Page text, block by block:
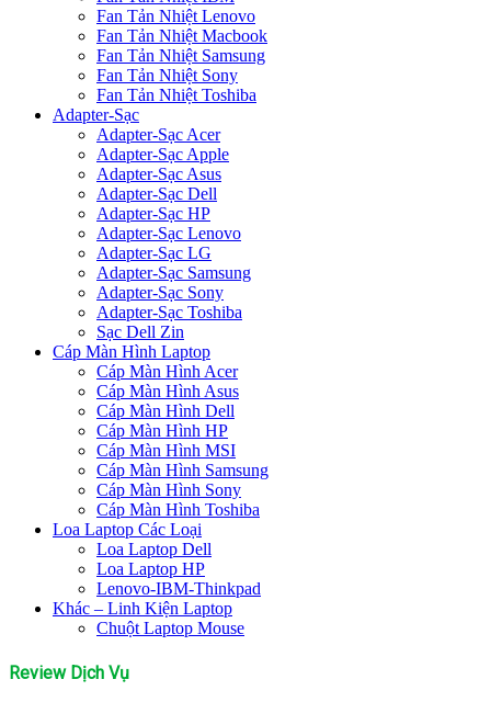
Fan Tản Nhiệt Lenovo
Fan Tản Nhiệt Macbook
Fan Tản Nhiệt Samsung
Fan Tản Nhiệt Sony
Fan Tản Nhiệt Toshiba
Adapter-Sạc
Adapter-Sạc Acer
Adapter-Sạc Apple
Adapter-Sạc Asus
Adapter-Sạc Dell
Adapter-Sạc HP
Adapter-Sạc Lenovo
Adapter-Sạc LG
Adapter-Sạc Samsung
Adapter-Sạc Sony
Adapter-Sạc Toshiba
Sạc Dell Zin
Cáp Màn Hình Laptop
Cáp Màn Hình Acer
Cáp Màn Hình Asus
Cáp Màn Hình Dell
Cáp Màn Hình HP
Cáp Màn Hình MSI
Cáp Màn Hình Samsung
Cáp Màn Hình Sony
Cáp Màn Hình Toshiba
Loa Laptop Các Loại
Loa Laptop Dell
Loa Laptop HP
Lenovo-IBM-Thinkpad
Khác – Linh Kiện Laptop
Chuột Laptop Mouse
Review Dịch Vụ